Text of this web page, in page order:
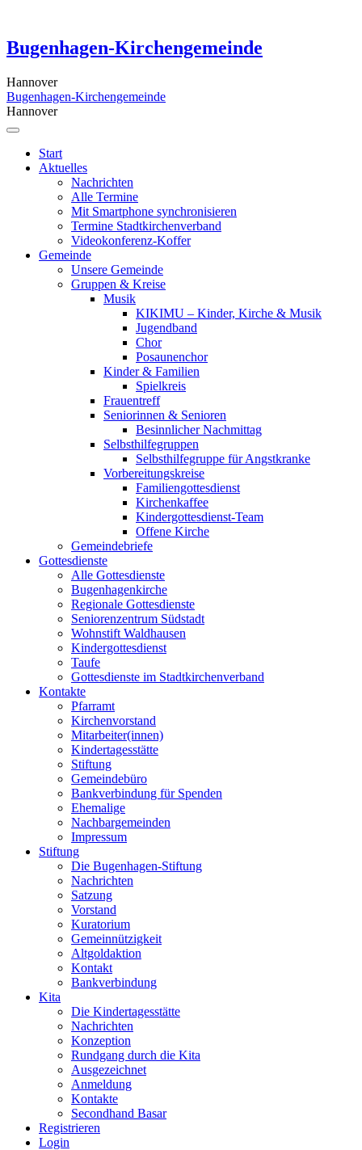
content
Bugenhagen-Kirchengemeinde
Hannover
Bugenhagen-Kirchengemeinde
Hannover
Start
Aktuelles
Nachrichten
Alle Termine
Mit Smartphone synchronisieren
Termine Stadtkirchenverband
Videokonferenz-Koffer
Gemeinde
Unsere Gemeinde
Gruppen & Kreise
Musik
KIKIMU – Kinder, Kirche & Musik
Jugendband
Chor
Posaunenchor
Kinder & Familien
Spielkreis
Frauentreff
Seniorinnen & Senioren
Besinnlicher Nachmittag
Selbsthilfegruppen
Selbsthilfegruppe für Angstkranke
Vorbereitungskreise
Familiengottesdienst
Kirchenkaffee
Kindergottesdienst-Team
Offene Kirche
Gemeindebriefe
Gottesdienste
Alle Gottesdienste
Bugenhagenkirche
Regionale Gottesdienste
Seniorenzentrum Südstadt
Wohnstift Waldhausen
Kindergottesdienst
Taufe
Gottesdienste im Stadtkirchenverband
Kontakte
Pfarramt
Kirchenvorstand
Mitarbeiter(innen)
Kindertagesstätte
Stiftung
Gemeindebüro
Bankverbindung für Spenden
Ehemalige
Nachbargemeinden
Impressum
Stiftung
Die Bugenhagen-Stiftung
Nachrichten
Satzung
Vorstand
Kuratorium
Gemeinnützigkeit
Altgoldaktion
Kontakt
Bankverbindung
Kita
Die Kindertagesstätte
Nachrichten
Konzeption
Rundgang durch die Kita
Ausgezeichnet
Anmeldung
Kontakte
Secondhand Basar
Registrieren
Login